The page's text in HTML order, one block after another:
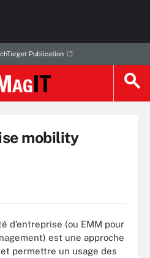
Publication
mobility
d’entreprise (ou EMM pour
est une approche
permettre un usage des